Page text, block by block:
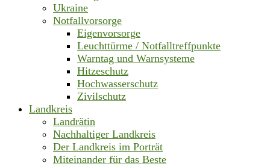
Ukraine
Notfallvorsorge
Eigenvorsorge
Leuchttürme / Notfalltreffpunkte
Warntag und Warnsysteme
Hitzeschutz
Hochwasserschutz
Zivilschutz
Landkreis
Landrätin
Nachhaltiger Landkreis
Der Landkreis im Porträt
Miteinander für das Beste